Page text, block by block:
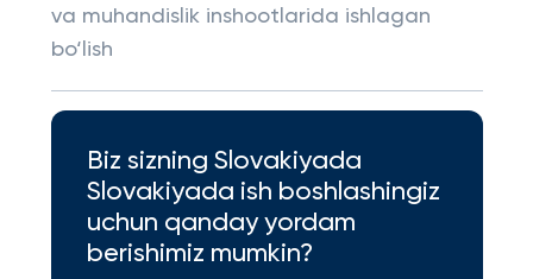
va muhandislik inshootlarida ishlagan
bo‘lish
Biz sizning Slovakiyada
Slovakiyada ish boshlashingiz
uchun qanday yordam
berishimiz mumkin?